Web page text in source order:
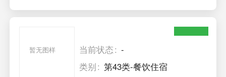
暂无图样 当前状态
-
类别
第43类-餐饮住宿